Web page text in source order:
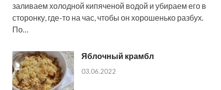
заливаем холодной кипяченой водой и убираем его в
сторонку, где-то на час, чтобы он хорошенько разбух.
По…
Яблочный крамбл
03.06.2022